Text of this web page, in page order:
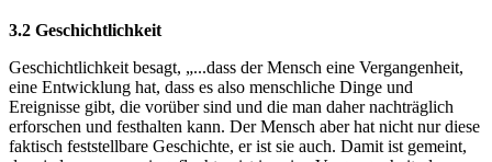
3.2 Geschichtlichkeit
Geschichtlichkeit besagt, „...dass der Mensch eine Vergangenheit,
eine Entwicklung hat, dass es also menschliche Dinge und
Ereignisse gibt, die vorüber sind und die man daher nachträglich
erforschen und festhalten kann. Der Mensch aber hat nicht nur diese
faktisch feststellbare Geschichte, er ist sie auch. Damit ist gemeint,